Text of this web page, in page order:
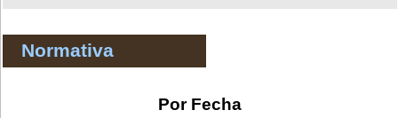
Normativa
Por Fecha